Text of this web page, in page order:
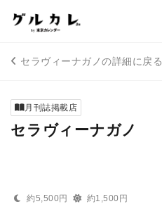
セラヴィーナガノの詳細に戻る
月刊誌掲載店
セラヴィーナガノ
約5,500円
約1,500円